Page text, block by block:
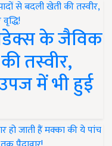
के जैविक
तस्वीर,
में भी हुई